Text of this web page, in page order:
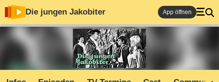
Die jungen Jakobiter App öffnen